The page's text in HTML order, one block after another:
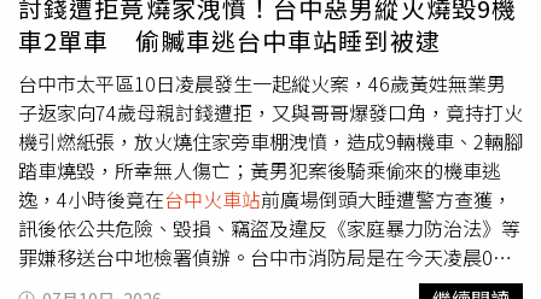
180秒的長週期號誌，盤點各路段號誌週期、車流量及道路
寬度後，試辦「交通號誌紅燈減秒專案」，路段包含中清路
（英才路至經貿五路段）、崇德路（梅亭街至崇德十二路
段）、文心路（興安路至華美西街路段）、進化北路/忠明
路（柳陽東街至民權路段），預估各路口平均可減少15至
25秒紅燈等候時間。台中市政府試辦「交通號誌紅燈減秒專
案」。（圖／台中市政府）葉昭甫說，實施期間將持續蒐集
交通流量及民眾使用回饋，作為後續是否擴大推動的重要參
考，交通局也將善用路口行人倒數計時顯示器，輪播「秒數
不夠，下次再過」、「注意轉彎車」、「快步過路口」、
討錢遭拒竟燒家洩憤！台中惡男縱火燒毀9機
車2單車 偷贓車逃台中車站睡到被逮
台中市太平區10日凌晨發生一起縱火案，46歲黃姓無業男
子返家向74歲母親討錢遭拒，又與哥哥爆發口角，竟持打火
機引燃紙張，放火燒住家旁車棚洩憤，造成9輛機車、2輛腳
踏車燒毀，所幸無人傷亡；黃男犯案後騎乘偷來的機車逃
逸，4小時後竟在台中火車站前廣場倒頭大睡遭警方查獲，
訊後依公共危險、毀損、竊盜及違反《家庭暴力防治法》等
罪嫌移送台中地檢署偵辦。台中市消防局是在今天凌晨0時
26接獲報案，指太平區中山路四段一處私人車棚突然竄出猛